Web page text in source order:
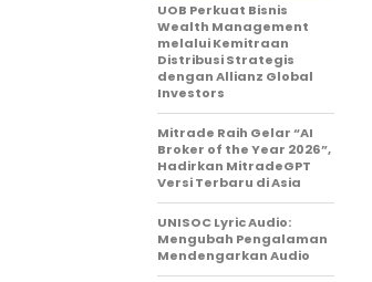
UOB Perkuat Bisnis
Wealth Management
melalui Kemitraan
Distribusi Strategis
dengan Allianz Global
Investors
Mitrade Raih Gelar “AI
Broker of the Year 2026”,
Hadirkan MitradeGPT
Versi Terbaru di Asia
UNISOC Lyric Audio:
Mengubah Pengalaman
Mendengarkan Audio